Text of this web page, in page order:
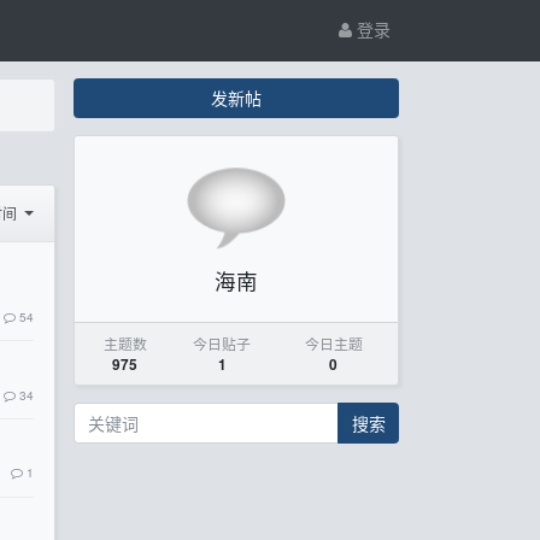
登录
54
34
1
发新帖
海南
主题数
975
今日贴子
1
今日主题
0
搜索